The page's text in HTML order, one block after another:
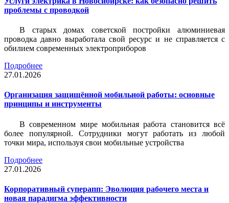
проблемы с проводкой
В старых домах советской постройки алюминиевая
проводка давно выработала свой ресурс и не справляется с
обилием современных электроприборов
Подробнее
27.01.2026
Организация защищённой мобильной работы: основные
принципы и инструменты
В современном мире мобильная работа становится всё
более популярной. Сотрудники могут работать из любой
точки мира, используя свои мобильные устройства
Подробнее
27.01.2026
Корпоративный суперапп: Эволюция рабочего места и
новая парадигма эффективности